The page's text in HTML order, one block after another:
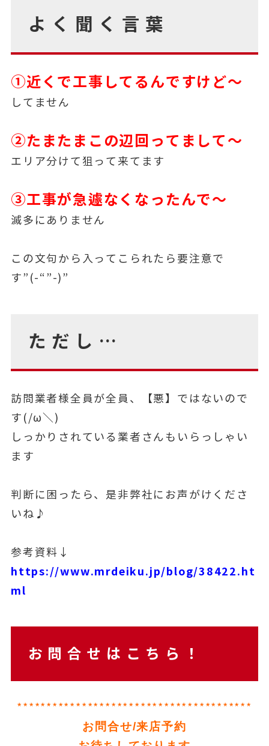
よく聞く言葉
①近くで工事してるんですけど～
してません
②たまたまこの辺回ってまして～
エリア分けて狙って来てます
③工事が急遽なくなったんで～
滅多にありません
この文句から入ってこられたら要注意で
す”(-“”-)”
ただし…
訪問業者様全員が全員、【悪】ではないので
す(/ω＼)
しっかりされている業者さんもいらっしゃい
ます
判断に困ったら、是非弊社にお声がけくださ
いね♪
参考資料↓
https://www.mrdeiku.jp/blog/38422.ht
ml
お問合せはこちら！
****************************************
お問合せ/来店予約